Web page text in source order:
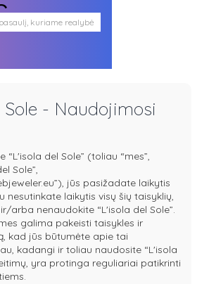
kuriame realybė
Pasaulį, kuris
ir tekstai
Sole - Naudojimosi
“L'isola del Sole” (toliau “mes”,
Sole”,
jūs pasižadate laikytis
nesutinkate laikytis visų šių taisyklių,
arba nenaudokite “L'isola del Sole”.
galima pakeisti taisykles ir
kad jūs būtumėte apie tai
kadangi ir toliau naudosite “L'isola
yra protinga reguliariai patikrinti